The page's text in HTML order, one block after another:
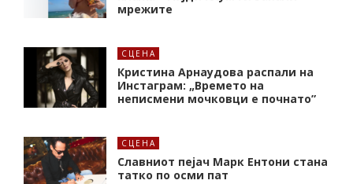
мрежите
СЦЕНА
Кристина Арнаудова распали на
Инстаграм: „Времето на
неписмени мочковци е почнато”
СЦЕНА
Славниот пејач Марк Ентони стана
татко по осми пат